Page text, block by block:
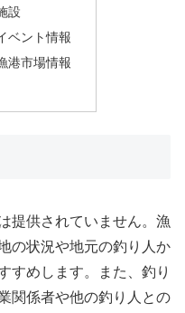
設
ベント情報
港市場情報
提供されていません。漁
の状況や地元の釣り人か
すめします。また、釣り
関係者や他の釣り人との